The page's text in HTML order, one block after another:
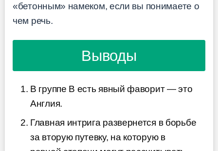
«бетонным» намеком, если вы понимаете о
чем речь.
Выводы
В группе B есть явный фаворит — это
Англия.
Главная интрига развернется в борьбе
за вторую путевку, на которую в